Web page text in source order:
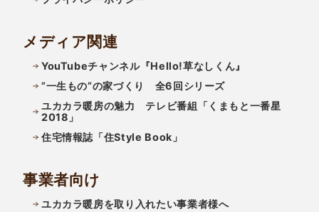
メディア関連
YouTubeチャンネル『Hello!草なしくん』
”一生もの”の家づくり 全6回シリーズ
ユカカラ暖房の魅力 テレビ番組「くまもと一番星
2018」
住宅情報誌「住Style Book」
事業者向け
ユカカラ暖房を取り入れたい事業者様へ